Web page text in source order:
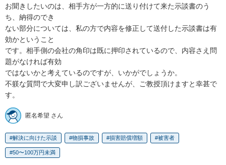
お聞きしたいのは、相手方が一方的に送り付けて来た示談書のう
ち、納得のでき
ない部分については、私の方で内容を修正して送付した示談書は有
効かということ
です。相手側の会社の角印は既に押印されているので、内容さえ問
題がなければ有効
ではないかと考えているのですが、いかがでしょうか。
不躾な質問で大変申し訳ございませんが、ご教授頂けますと幸甚で
す。
匿名希望 さん
解決に向けた示談 物損事故 損害賠償増額 被害者
50〜100万円未満